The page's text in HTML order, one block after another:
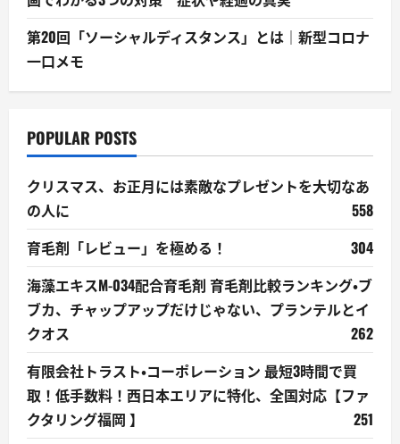
第20回「ソーシャルディスタンス」とは｜新型コロナ
一口メモ
POPULAR POSTS
クリスマス、お正月には素敵なプレゼントを大切なあ
の人に
558
育毛剤「レビュー」を極める！
304
海藻エキスM-034配合育毛剤 育毛剤比較ランキング・ブ
ブカ、チャップアップだけじゃない、プランテルとイ
クオス
262
有限会社トラスト・コーポレーション 最短3時間で買
取！低手数料！西日本エリアに特化、全国対応【ファ
クタリング福岡 】
251